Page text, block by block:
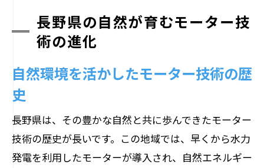
響
自然との共生を考慮した技術革新の必要
モーター技術と自然の共生が生む新たな可能
エコシステムとモーター技術の融合
自然と技術が生み出す社会的利点
長野県の地域社会を支えるモーター技術
長野県の自然が育むモーター技
術の進化
自然環境を活かしたモーター技術の歴
史
長野県は、その豊かな自然と共に歩んできたモーター
技術の歴史が長いです。この地域では、早くから水力
発電を利用したモーターが導入され、自然エネルギー